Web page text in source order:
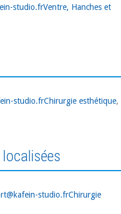
studio.frCatégories
Ventre, Hanches et
studio.frCatégories
Chirurgie esthétique,
studio.frCatégories
Chirurgie